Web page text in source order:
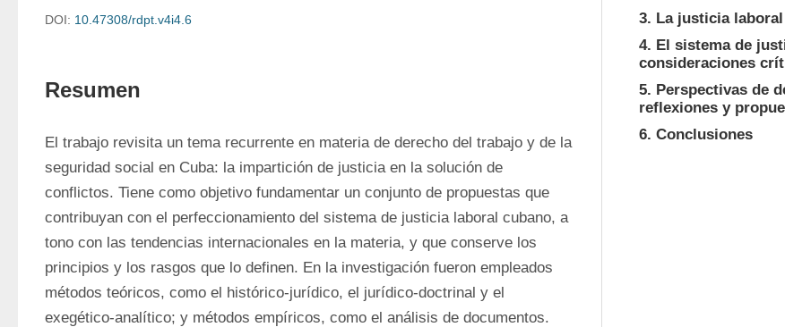
DOI: 10.47308/rdpt.v4i4.6
Resumen
El trabajo revisita un tema recurrente en materia de derecho del trabajo y de la
seguridad social en Cuba: la impartición de justicia en la solución de
conflictos. Tiene como objetivo fundamentar un conjunto de propuestas que
contribuyan con el perfeccionamiento del sistema de justicia laboral cubano, a
tono con las tendencias internacionales en la materia, y que conserve los
principios y los rasgos que lo definen. En la investigación fueron empleados
métodos teóricos, como el histórico-jurídico, el jurídico-doctrinal y el
exegético-analítico; y métodos empíricos, como el análisis de documentos.
3. La justicia
4. El sistema de
consideraciones
5. Perspectivas de
reflexiones y
6. Conclusiones